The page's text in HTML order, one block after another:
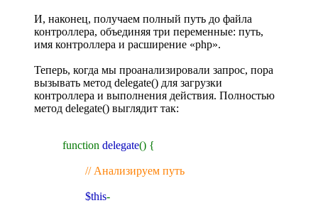
И, наконец, получаем полный путь до файла
контроллера, объединяя три переменные: путь,
имя контроллера и расширение «php».
Теперь, когда мы проанализировали запрос, пора
вызывать метод delegate() для загрузки
контроллера и выполнения действия. Полностью
метод delegate() выглядит так:
function delegate() {
// Анализируем путь
$this-